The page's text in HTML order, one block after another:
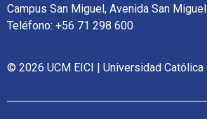
Campus San Miguel, Avenida San
Teléfono: +56 71 298 600
© 2026 UCM EICI | Universidad Católica